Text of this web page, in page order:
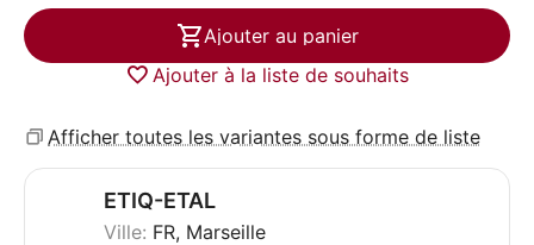
Ajouter au panier
Ajouter à la liste de souhaits
Afficher toutes les variantes sous forme de liste
ETIQ-ETAL
Ville: FR, Marseille